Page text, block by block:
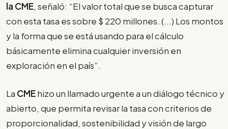
la CME, señaló: “El valor total que se busca capturar
con esta tasa es sobre $ 220 millones. (...) Los montos
y la forma que se está usando para el cálculo
básicamente elimina cualquier inversión en
exploración en el país”.
La CMEhizo un llamado urgente a un diálogo técnico y
abierto, que permita revisar la tasa con criterios de
proporcionalidad, sostenibilidad y visión de largo